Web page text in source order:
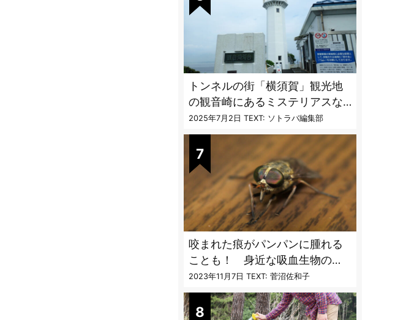
トンネルの街「横須賀」観光地
の観音崎にあるミステリアスな
隧道を歩く
2025年7月2日 TEXT: ソトラバ編集部
咬まれた痕がパンパンに腫れる
ことも！ 身近な吸血生物の
〝生態と対策〟【vol.04 ア
ブ・ブユ・ヌカカ】
2023年11月7日 TEXT: 菅沼佐和子